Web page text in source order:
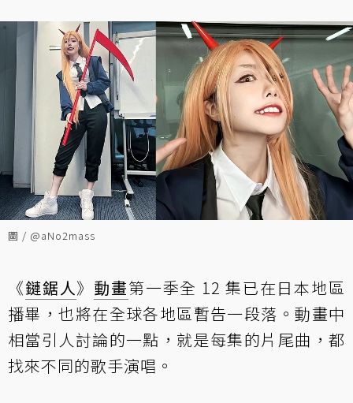
圖 / @aNo2mass
《鏈鋸人》 動畫第一季全 12 集已在日本地區
播畢，也將在全球各地區暫告一段落。動畫中
相當引人討論的一點，就是每集的片尾曲，都
找來不同的歌手演唱。